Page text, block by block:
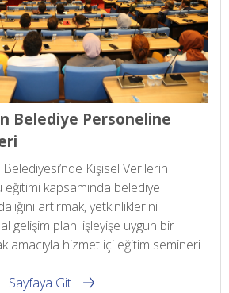
Belediye Personeline
Kişisel Verilerin
kapsamında belediye
artırmak, yetkinliklerini
gelişim planı işleyişe uygun bir
amacıyla hizmet içi eğitim semineri
Sayfaya Git